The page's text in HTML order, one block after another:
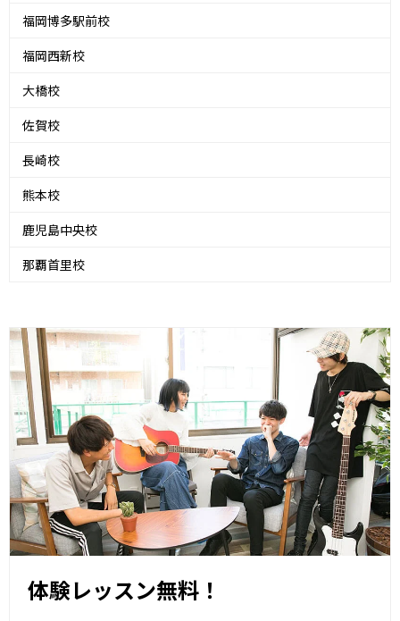
福岡博多駅前校
福岡西新校
大橋校
佐賀校
長崎校
熊本校
鹿児島中央校
那覇首里校
体験レッスン無料！